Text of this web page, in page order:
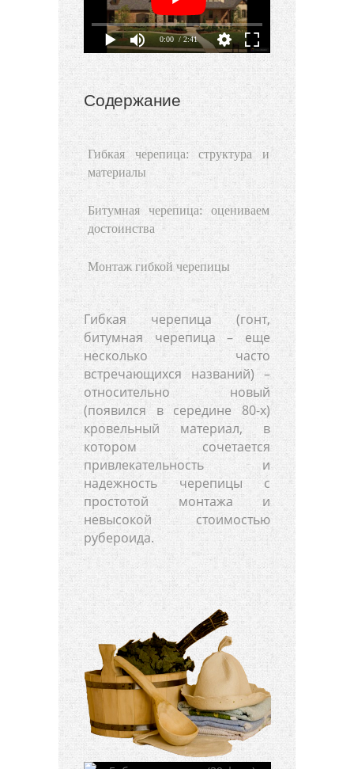
0:00 / 2:41
Содержание
Гибкая черепица: структура и
материалы
Битумная черепица: оцениваем
достоинства
Монтаж гибкой черепицы
Гибкая черепица (гонт,
битумная черепица – еще
несколько часто
встречающихся названий) –
относительно новый
(появился в середине 80-х)
кровельный материал, в
котором сочетается
привлекательность и
надежность черепицы с
простотой монтажа и
невысокой стоимостью
рубероида.